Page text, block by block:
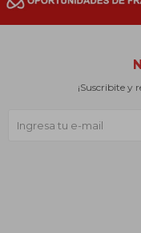
¡Suscribite y